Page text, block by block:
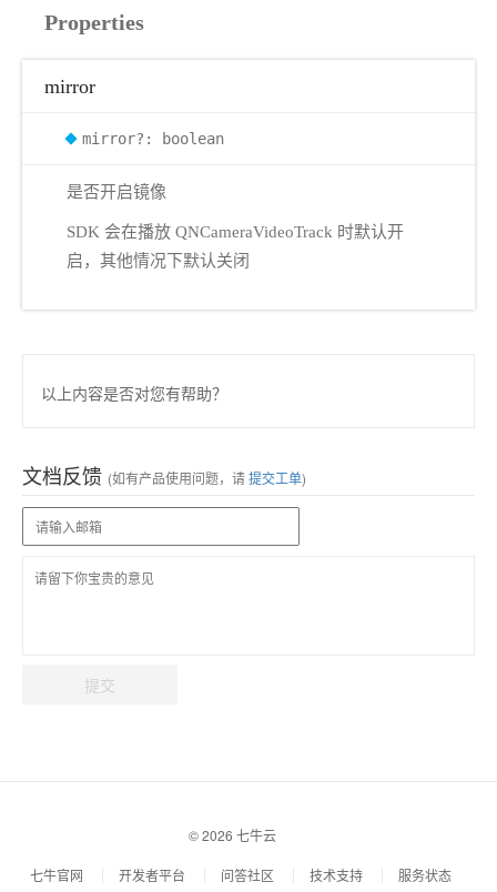
Properties
mirror
mirror?: boolean
是否开启镜像
SDK 会在播放 QNCameraVideoTrack 时默认开
启，其他情况下默认关闭
以上内容是否对您有帮助？
文档反馈 (如有产品使用问题，请提交工单)
提交
© 2026 七牛云
七牛官网 开发者平台 问答社区 技术支持 服务状态